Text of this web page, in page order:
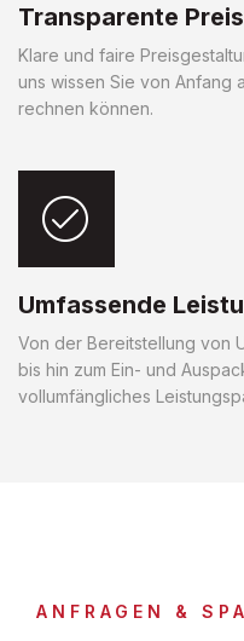
Transparente
Klare und faire
uns wissen Sie von Anfang
rechnen können.
Umfassende
Von der Bereitstellung von
bis hin zum Ein- und
vollumfängliches
ANFRAGEN &